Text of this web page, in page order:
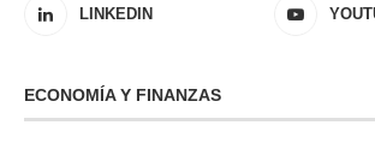
LINKEDIN
ECONOMÍA Y FINANZAS